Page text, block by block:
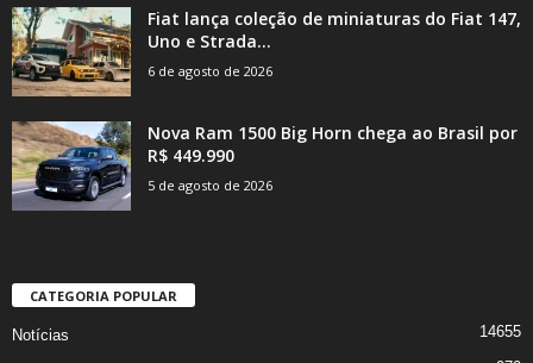
Fiat lança coleção de miniaturas do Fiat 147,
Uno e Strada...
6 de agosto de 2026
Nova Ram 1500 Big Horn chega ao Brasil por
R$ 449.990
5 de agosto de 2026
CATEGORIA POPULAR
Notícias 14655